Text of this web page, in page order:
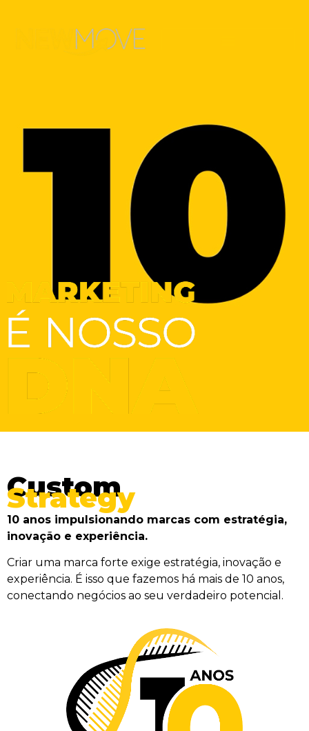
Custom
Strategy
10 anos impulsionando marcas com estratégia,
inovação e experiência.
Criar uma marca forte exige estratégia, inovação e
experiência. É isso que fazemos há mais de 10 anos,
conectando negócios ao seu verdadeiro potencial.